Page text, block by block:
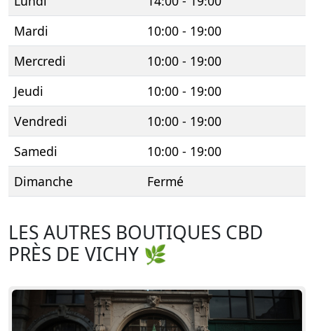
Mardi
10:00 - 19:00
Mercredi
10:00 - 19:00
Jeudi
10:00 - 19:00
Vendredi
10:00 - 19:00
Samedi
10:00 - 19:00
Dimanche
Fermé
LES AUTRES BOUTIQUES CBD
PRÈS DE VICHY 🌿